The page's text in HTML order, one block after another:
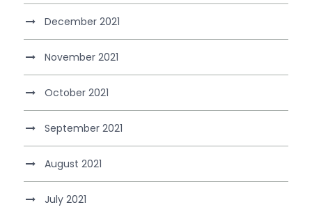
December 2021
November 2021
October 2021
September 2021
August 2021
July 2021